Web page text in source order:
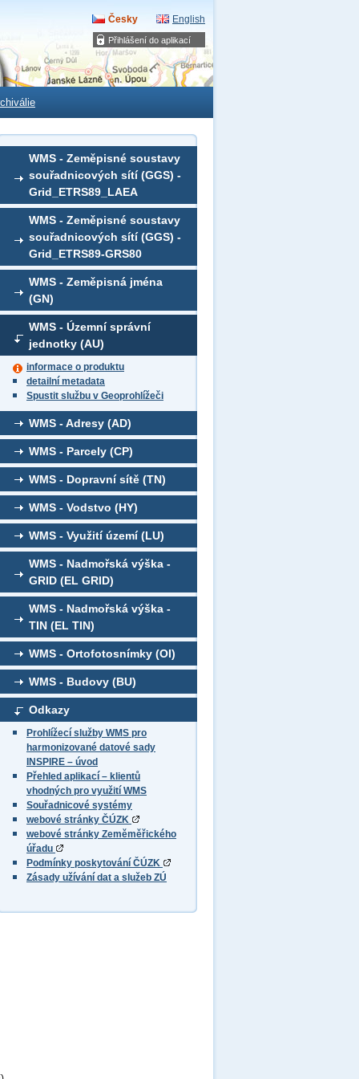
Přihlášení do aplikací
Česky English
WMS - Zeměpisné soustavy
souřadnicových sítí (GGS) -
Grid_ETRS89_LAEA
WMS - Zeměpisné soustavy
souřadnicových sítí (GGS) -
Grid_ETRS89-GRS80
WMS - Zeměpisná jména
(GN)
WMS - Územní správní
jednotky (AU)
informace o produktu
detailní metadata
Spustit službu v Geoprohlížeči
WMS - Adresy (AD)
WMS - Parcely (CP)
WMS - Dopravní sítě (TN)
WMS - Vodstvo (HY)
WMS - Využití území (LU)
WMS - Nadmořská výška -
GRID (EL GRID)
WMS - Nadmořská výška -
TIN (EL TIN)
WMS - Ortofotosnímky (OI)
WMS - Budovy (BU)
Odkazy
Prohlížecí služby WMS pro
harmonizované datové sady
INSPIRE – úvod
Přehled aplikací – klientů
vhodných pro využití WMS
Souřadnicové systémy
webové stránky ČÚZK
webové stránky Zeměměřického
úřadu
Podmínky poskytování ČÚZK
Zásady užívání dat a služeb ZÚ